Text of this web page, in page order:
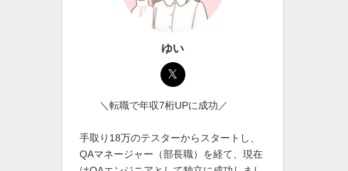
ゆい
＼転職で年収7桁UPに成功／
手取り18万のテスターからスタートし、
QAマネージャー（部長職）を経て、現在